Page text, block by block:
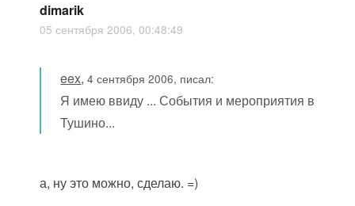
dimarik
05 сентября 2006, 00:48:49
eex,4 сентября 2006, писал:
Я имею ввиду ... События и мероприятия в
Тушино...
а, ну это можно, сделаю. =)